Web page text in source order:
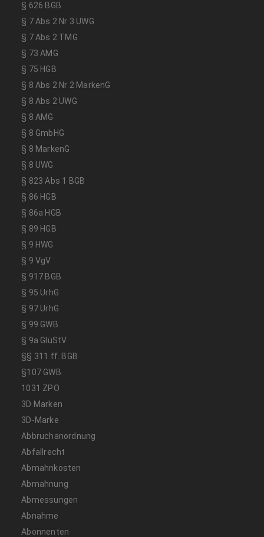
§ 626 BGB
§ 7 Abs 2 Nr 3 UWG
§ 7 Abs 2 TMG
§ 73 AMG
§ 75 HGB
§ 8 Abs 2 Nr 2 MarkenG
§ 8 Abs 2 UWG
§ 8 AMG
§ 8 GmbHG
§ 8 MarkenG
§ 8 UWG
§ 823 Abs 1 BGB
§ 86 HGB
§ 86a HGB
§ 89 HGB
§ 9 HWG
§ 9 VgV
§ 917 BGB
§ 95 UrhG
§ 97 UrhG
§ 99 GWB
§ 9a GlüStV
§§ 311 ff. BGB
§107 GWB
1031 ZPO
3D Marken
3D-Marke
Abbruchanordnung
Abfallrecht
Abmahnkosten
Abmahnung
Abmessungen
Abnahme
Abonnenten